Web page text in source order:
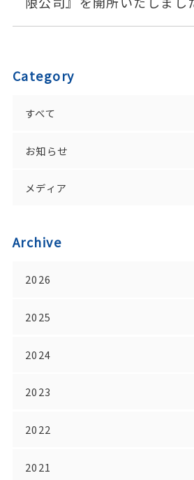
Category
すべて
お知らせ
メディア
Archive
2026
2025
2024
2023
2022
2021